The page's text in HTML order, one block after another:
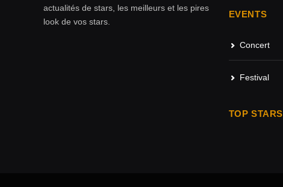
actualités de stars, les meilleurs et les pires
look de vos stars.
EVENTS
Concert
Festival
TOP STARS